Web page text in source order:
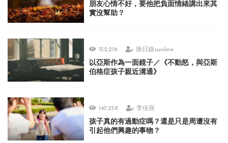
朋友心情不好，要他把負面情緒講出來其
實沒幫助？
152,219 換日線sunline
以亞斯作為一面鏡子／《不動怒，與亞斯
伯格症孩子親近溝通》
147,258 李佳燕
孩子真的有過動症嗎？還是只是周遭沒有
引起他們興趣的事物？